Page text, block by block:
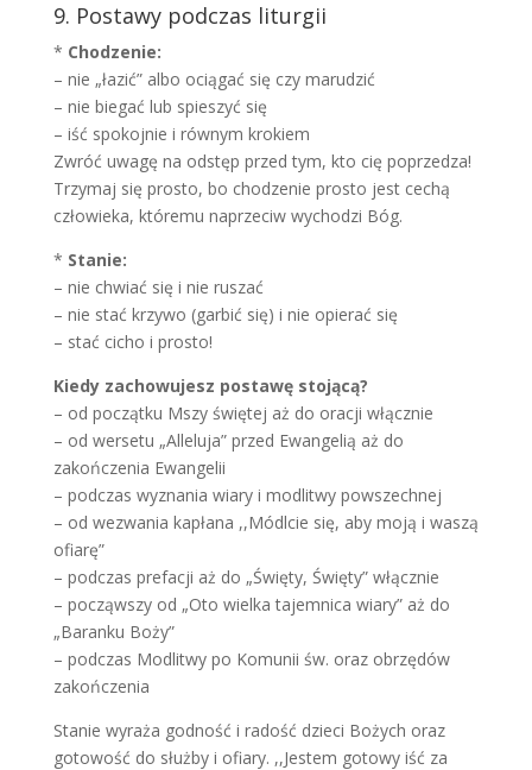
9. Postawy podczas liturgii
* Chodzenie:
– nie „łazić” albo ociągać się czy marudzić
– nie biegać lub spieszyć się
– iść spokojnie i równym krokiem
Zwróć uwagę na odstęp przed tym, kto cię poprzedza!
Trzymaj się prosto, bo chodzenie prosto jest cechą
człowieka, któremu naprzeciw wychodzi Bóg.
* Stanie:
– nie chwiać się i nie ruszać
– nie stać krzywo (garbić się) i nie opierać się
– stać cicho i prosto!
Kiedy zachowujesz postawę stojącą?
– od początku Mszy świętej aż do oracji włącznie
– od wersetu „Alleluja” przed Ewangelią aż do
zakończenia Ewangelii
– podczas wyznania wiary i modlitwy powszechnej
– od wezwania kapłana ,,Módlcie się, aby moją i waszą
ofiarę”
– podczas prefacji aż do „Święty, Święty” włącznie
– począwszy od „Oto wielka tajemnica wiary” aż do
„Baranku Boży”
– podczas Modlitwy po Komunii św. oraz obrzędów
zakończenia
Stanie wyraża godność i radość dzieci Bożych oraz
gotowość do służby i ofiary. ,,Jestem gotowy iść za